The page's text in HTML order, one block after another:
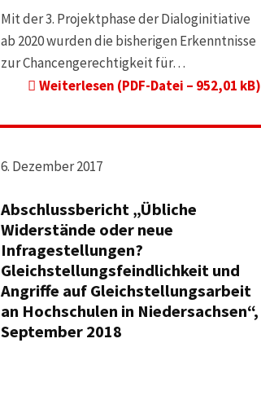
Mit der 3. Projektphase der Dialoginitiative
ab 2020 wurden die bisherigen Erkenntnisse
zur Chancengerechtigkeit für…
Weiterlesen (PDF-Datei – 952,01 kB)
6. Dezember 2017
Abschlussbericht „Übliche
Widerstände oder neue
Infragestellungen?
Gleichstellungsfeindlichkeit und
Angriffe auf Gleichstellungsarbeit
an Hochschulen in Niedersachsen“,
September 2018